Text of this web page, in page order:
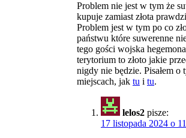
Problem nie jest w tym że
kupuje zamiast złota
Problem jest w tym po co
państwu które suwerenne
tego gości wojska
terytorium to złoto jakie
nigdy nie będzie. Pisałem
miejscach, jak tu i tu.
lelos2 pisze:
17 listopada 2024 o